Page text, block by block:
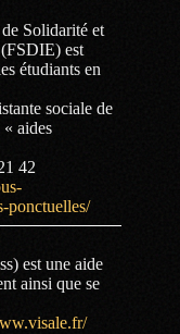
Solidarité et
est
étudiants en
sociale de
aides
42
ponctuelles/
est une aide
ainsi que se